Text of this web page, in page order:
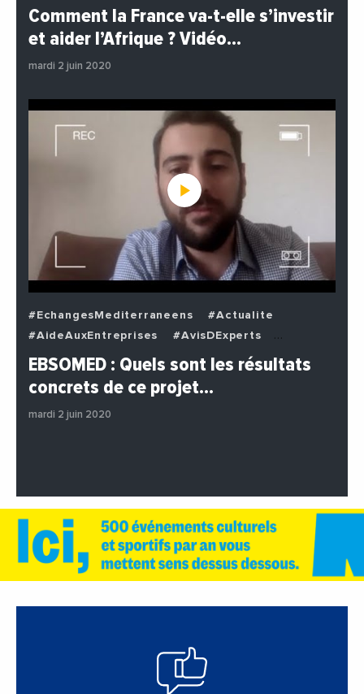
#EchangesMediterraneens
#Economie
#Politique
Comment la France va-t-elle s’investir
et aider l’Afrique ? Vidéo…
mardi 2 juin 2020
#EchangesMediterraneens
#Actualite
#AideAuxEntreprises
#AvisDExperts
#BuzzNews
#Decideurs
#Entreprises
#Institutions
EBSOMED : Quels sont les résultats
concrets de ce projet…
mardi 2 juin 2020